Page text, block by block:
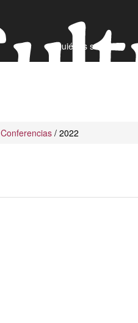
¿Quiénes somos?
Conferencias / 2022